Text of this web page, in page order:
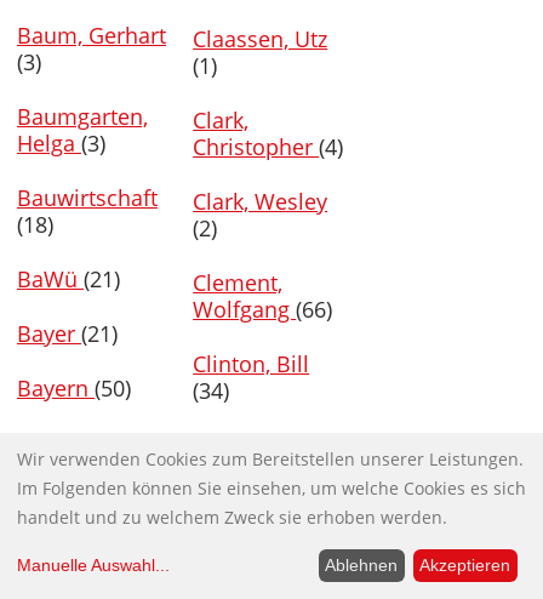
Baum, Gerhart
(3)
Baumgarten,
Helga (3)
Bauwirtschaft
(18)
BaWü (21)
Bayer (21)
Bayern (50)
BDA(14)
BDI
(25)
Claassen, Utz
(1)
Clark,
Christopher(4)
Clark, Wesley
(2)
Clement,
Wolfgang(66)
Clinton, Bill
(34)
Clinton, Hillary
(79)
Cloud(4)
Wir verwenden Cookies zum Bereitstellen unserer Leistungen.
Im Folgenden können Sie einsehen, um welche Cookies es sich
handelt und zu welchem Zweck sie erhoben werden.
Manuelle Auswahl... Ablehnen Akzeptieren